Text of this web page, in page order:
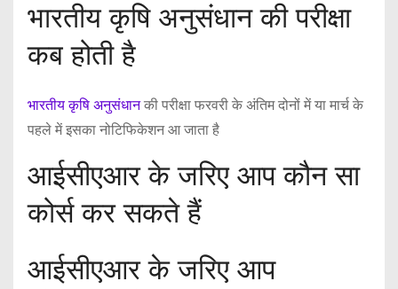
भारतीय कृषि अनुसंधान की परीक्षा
कब होती है
भारतीय कृषि अनुसंधानकी परीक्षा फरवरी के अंतिम दोनों में या मार्च के
पहले में इसका नोटिफिकेशन आ जाता है
आईसीएआर के जरिए आप कौन सा
कोर्स कर सकते हैं
आईसीएआर के जरिए आप